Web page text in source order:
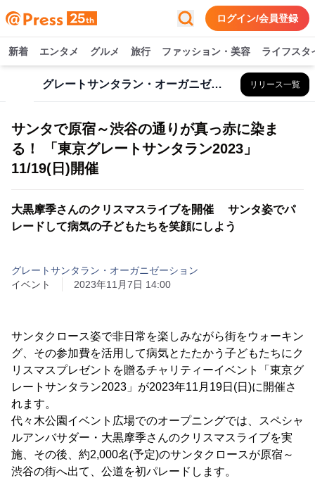
ログイン/会員登録
新着 エンタメ グルメ 旅行 ファッション・美容 ライフスタ
グレートサンタラン・オーガニゼーション リリース一覧
サンタで原宿～渋谷の通りが真っ赤に染ま
る！ 「東京グレートサンタラン2023」
11/19(日)開催
大黒摩季さんのクリスマスライブを開催 サンタ姿でパ
レードして病気の子どもたちを笑顔にしよう
グレートサンタラン・オーガニゼーション
イベント
2023年11月7日 14:00
サンタクロース姿で非日常を楽しみながら街をウォーキン
グ、その参加費を活用して病気とたたかう子どもたちにク
リスマスプレゼントを贈るチャリティーイベント「東京グ
レートサンタラン2023」が2023年11月19日(日)に開催さ
れます。
代々木公園イベント広場でのオープニングでは、スペシャ
ルアンバサダー・大黒摩季さんのクリスマスライブを実
施、その後、約2,000名(予定)のサンタクロースが原宿～
渋谷の街へ出て、公道を初パレードします。